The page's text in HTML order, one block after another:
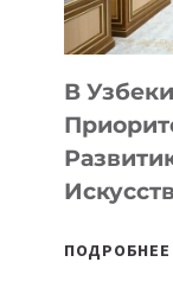
В
ПОДРОБНЕЕ